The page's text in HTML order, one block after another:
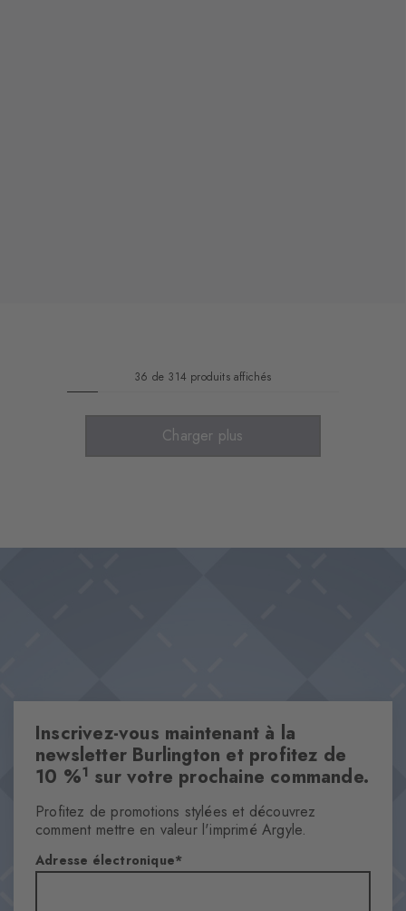
36 de 314 produits affichés
Charger plus
Inscrivez-vous maintenant à la
newsletter Burlington et profitez de
10 %1 sur votre prochaine commande.
Profitez de promotions stylées et découvrez
comment mettre en valeur l'imprimé Argyle.
Adresse électronique